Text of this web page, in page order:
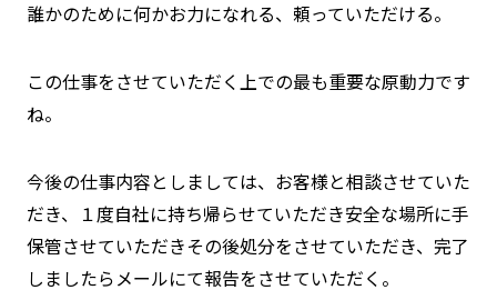
誰かのために何かお力になれる、頼っていただける。
この仕事をさせていただく上での最も重要な原動力です
ね。
今後の仕事内容としましては、お客様と相談させていた
だき、１度自社に持ち帰らせていただき安全な場所に手
保管させていただきその後処分をさせていただき、完了
しましたらメールにて報告をさせていただく。